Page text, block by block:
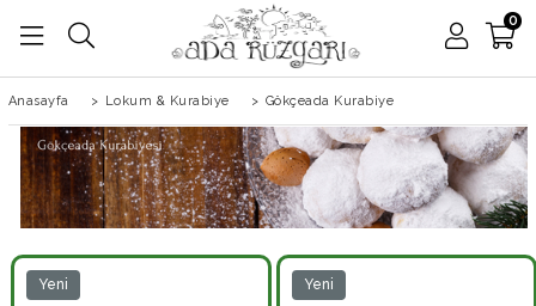
0
Anasayfa > Lokum & Kurabiye > Gökçeada Kurabiye
Yeni
Yeni